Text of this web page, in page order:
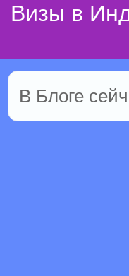
Визы в
В Блоге